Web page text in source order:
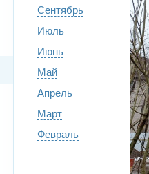
Сентябрь
Июль
Июнь
Май
Апрель
Март
Февраль